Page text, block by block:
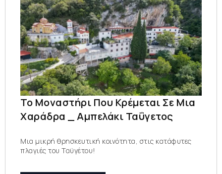
Το Μοναστήρι Που Κρέμεται Σε Μια
Χαράδρα _ Αμπελάκι Ταΰγετος
Μια μικρή θρησκευτική κοινότητα, στις κατάφυτες
πλαγιές του Ταϋγέτου!